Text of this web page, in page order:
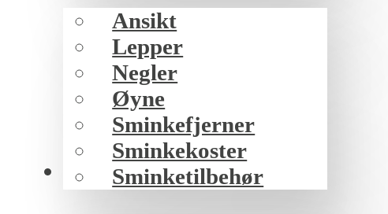
Ansikt
Lepper
Negler
Øyne
Sminkefjerner
Sminkekoster
Sminketilbehør
Mat/drikke